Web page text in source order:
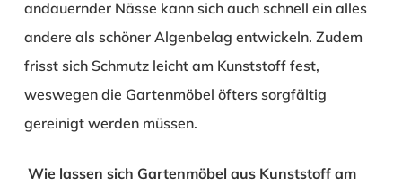
andauernder Nässe kann sich auch schnell ein alles
andere als schöner Algenbelag entwickeln. Zudem
frisst sich Schmutz leicht am Kunststoff fest,
weswegen die Gartenmöbel öfters sorgfältig
gereinigt werden müssen.
Wie lassen sich Gartenmöbel aus Kunststoff am